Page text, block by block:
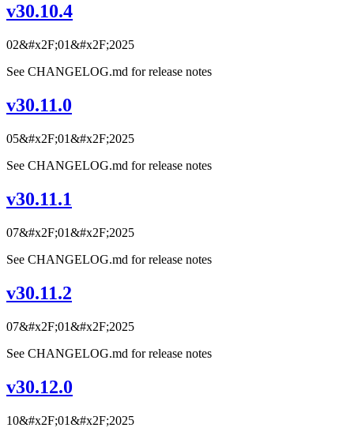
v30.10.4
02&#x2F;01&#x2F;2025
See CHANGELOG.md for release notes
v30.11.0
05&#x2F;01&#x2F;2025
See CHANGELOG.md for release notes
v30.11.1
07&#x2F;01&#x2F;2025
See CHANGELOG.md for release notes
v30.11.2
07&#x2F;01&#x2F;2025
See CHANGELOG.md for release notes
v30.12.0
10&#x2F;01&#x2F;2025